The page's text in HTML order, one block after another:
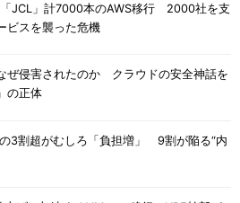
「JCL」計7000本のAWS移行 2000社を支
ビスを襲った危機
ぜ侵害されたのか クラウドの安全神話を
の正体
3割超がむしろ「負担増」 9割が陥る“内